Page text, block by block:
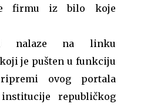
firmu iz bilo koje
nalaze na linku
je pušten u funkciju
ovog portala
republičkog